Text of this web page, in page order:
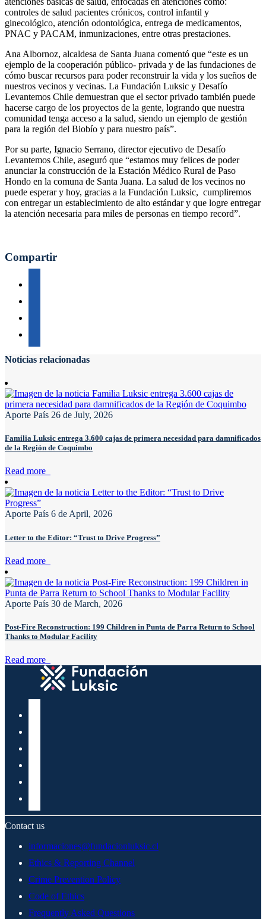
controles de salud pacientes crónicos, control infantil y
ginecológico, atención odontológica, entrega de medicamentos,
PNAC y PACAM, inmunizaciones, entre otras prestaciones.
Ana Albornoz, alcaldesa de Santa Juana comentó que “este es un
ejemplo de la cooperación público- privada y de las fundaciones de
cómo buscar recursos para poder reconstruir la vida y los sueños de
nuestros vecinos y vecinas. La Fundación Luksic y Desafío
Levantemos Chile demuestran que el sector privado también puede
hacerse cargo de los proyectos de la gente, logrando que nuestra
comunidad tenga acceso a la salud, siendo un ejemplo de gestión
para la región del Biobío y para nuestro país”.
Por su parte, Ignacio Serrano, director ejecutivo de Desafío
Levantemos Chile, aseguró que “estamos muy felices de poder
anunciar la construcción de la Estación Médico Rural de Paso
Hondo en la comuna de Santa Juana. La salud de los vecinos no
puede esperar y hoy, gracias a la Fundación Luksic, cumpliremos
con entregar un establecimiento de alto estándar y que logre entregar
la atención necesaria para miles de personas en tiempo record”.
Compartir
Noticias relacionadas
Aporte País 26 de July, 2026
Familia Luksic entrega 3.600 cajas de primera necesidad para damnificados
de la Región de Coquimbo
Read more
Aporte País 6 de April, 2026
Letter to the Editor: “Trust to Drive Progress”
Read more
Aporte País 30 de March, 2026
Post-Fire Reconstruction: 199 Children in Punta de Parra Return to School
Thanks to Modular Facility
Read more
Contact us
informaciones@fundacionluksic.cl
Ethics & Reporting Channel
Crime Prevention Policy
Code of Ethics
Frequently Asked Questions